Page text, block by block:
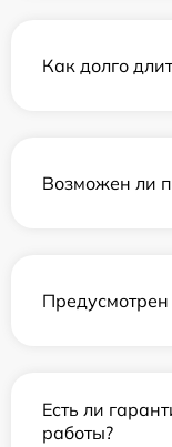
Как долго
Возможен ли
Есть ли
работы?